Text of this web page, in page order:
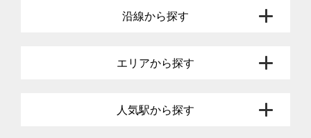
沿線から探す
エリアから探す
人気駅から探す